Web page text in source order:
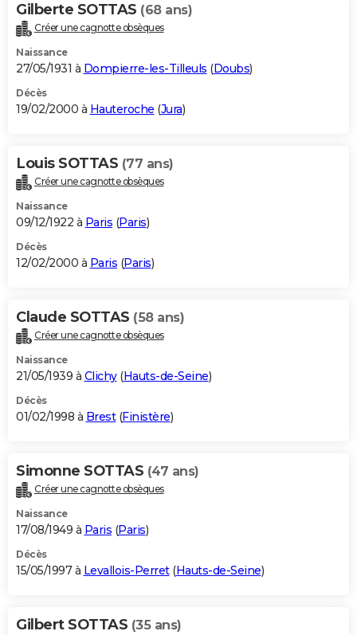
Gilberte SOTTAS (68 ans)
Créer une cagnotte obsèques
Naissance
27/05/1931 à Dompierre-les-Tilleuls (Doubs)
Décès
19/02/2000 à Hauteroche (Jura)
Louis SOTTAS (77 ans)
Créer une cagnotte obsèques
Naissance
09/12/1922 à Paris (Paris)
Décès
12/02/2000 à Paris (Paris)
Claude SOTTAS (58 ans)
Créer une cagnotte obsèques
Naissance
21/05/1939 à Clichy(Hauts-de-Seine)
Décès
01/02/1998 à Brest(Finistère)
Simonne SOTTAS (47 ans)
Créer une cagnotte obsèques
Naissance
17/08/1949 à Paris (Paris)
Décès
15/05/1997 à Levallois-Perret(Hauts-de-Seine)
Gilbert SOTTAS (35 ans)